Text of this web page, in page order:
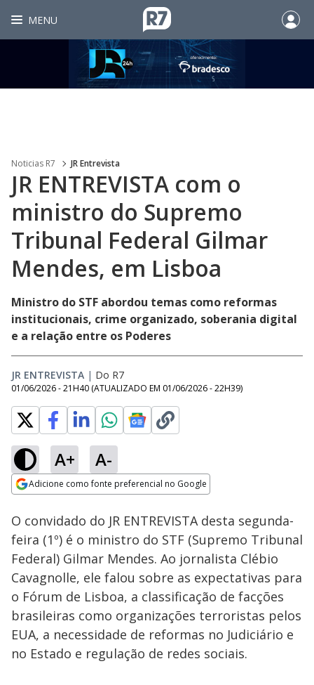
MENU
Noticias R7 JR Entrevista
JR ENTREVISTA com o
ministro do Supremo
Tribunal Federal Gilmar
Mendes, em Lisboa
Ministro do STF abordou temas como reformas
institucionais, crime organizado, soberania digital
e a relação entre os Poderes
JR ENTREVISTA | Do R7
01/06/2026 - 21H40 (ATUALIZADO EM 01/06/2026 - 22H39)
A+ A-
Adicione como fonte preferencial no Google
Ativar
Loaded:
3.49%
O convidado do JR ENTREVISTA desta segunda-
feira (1º) é o ministro do STF (Supremo Tribunal
Federal) Gilmar Mendes. Ao jornalista Clébio
Cavagnolle, ele falou sobre as expectativas para
o Fórum de Lisboa, a classificação de facções
brasileiras como organizações terroristas pelos
EUA, a necessidade de reformas no Judiciário e
no Estado e regulação de redes sociais.